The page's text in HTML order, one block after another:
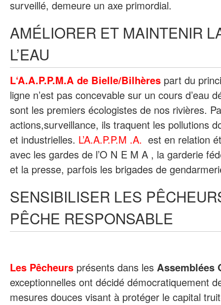
surveillé, demeure un axe primordial.
AMÉLIORER ET MAINTENIR
L’EAU
L‘A.A.P.P.M.A de Bielle/Bilhères part du
ligne n’est pas concevable sur un cours d’eau
sont les premiers écologistes de nos rivières.
actions,surveillance, ils traquent les pollutions
et industrielles. L’A.A.P.P.M .A. est en relation
avec les gardes de l’O N E M A , la garderie
et la presse, parfois les brigades de
SENSIBILISER LES
PÊCHE RESPONSABLE
Les Pêcheurs présents dans les Assemblées
exceptionnelles ont décidé démocratiquement
mesures douces visant à protéger le capital